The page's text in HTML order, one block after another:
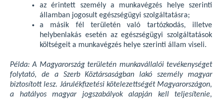
az érintett személy a munkavégzés helye szerinti
államban jogosult egészségügyi szolgáltatásra;
a másik fél területén való tartózkodás, illetve
helybenlakás esetén az egészségügyi szolgáltatások
költségeit a munkavégzés helye szerinti állam viseli.
Példa: A Magyarország területén munkavállalói tevékenységet
folytató, de a Szerb Köztársaságban lakó személy magyar
biztosított lesz. Járulékfizetési kötelezettségét Magyarországon,
a hatályos magyar jogszabályok alapján kell teljesítenie,